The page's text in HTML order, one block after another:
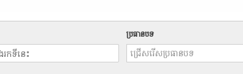
ប្រធានបទ